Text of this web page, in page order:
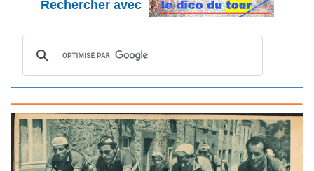
Rechercher avec